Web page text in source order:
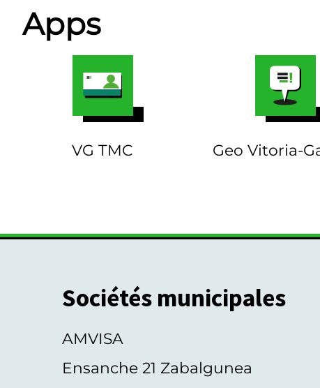
Apps
VG TMC Geo Vitoria-
Sociétés municipales
AMVISA
Ensanche 21 Zabalgunea